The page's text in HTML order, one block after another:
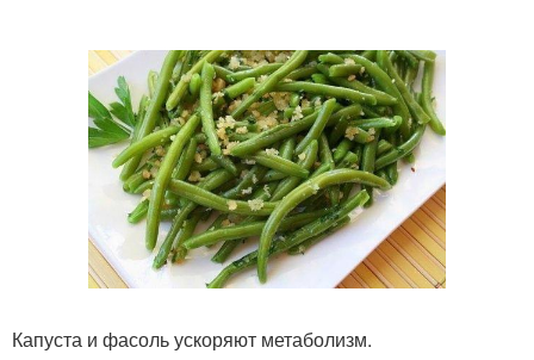
Капуста и фасоль ускоряют метаболизм.